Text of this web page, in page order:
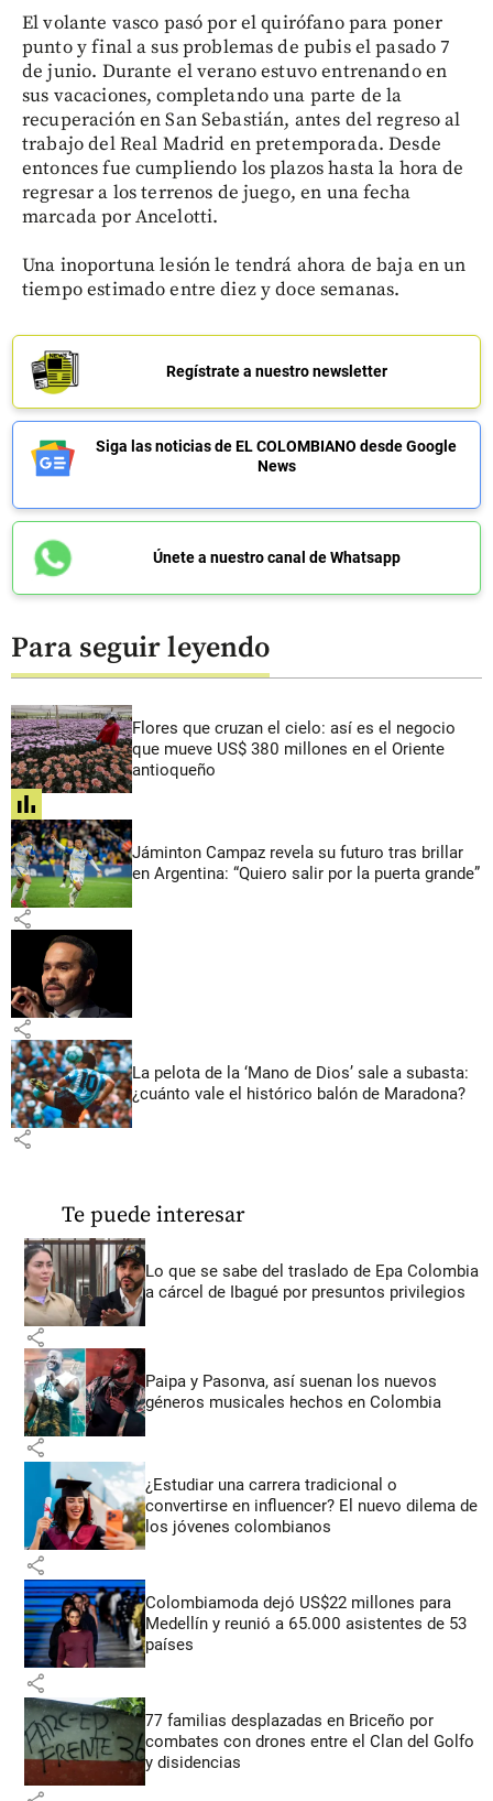
El volante vasco pasó por el quirófano para poner
punto y final a sus problemas de pubis el pasado 7
de junio. Durante el verano estuvo entrenando en
sus vacaciones, completando una parte de la
recuperación en San Sebastián, antes del regreso al
trabajo del Real Madrid en pretemporada. Desde
entonces fue cumpliendo los plazos hasta la hora de
regresar a los terrenos de juego, en una fecha
marcada por Ancelotti.
Una inoportuna lesión le tendrá ahora de baja en un
tiempo estimado entre diez y doce semanas.
Regístrate a nuestro newsletter
Siga las noticias de EL COLOMBIANO desde Google
News
Únete a nuestro canal de Whatsapp
Para seguir leyendo
Flores que cruzan el cielo: así es el negocio
que mueve US$ 380 millones en el Oriente
antioqueño
share
Jáminton Campaz revela su futuro tras brillar
en Argentina: “Quiero salir por la puerta grande”
share
share
La pelota de la ‘Mano de Dios’ sale a subasta:
¿cuánto vale el histórico balón de Maradona?
share
Te puede interesar
Lo que se sabe del traslado de Epa Colombia
a cárcel de Ibagué por presuntos privilegios
share
Paipa y Pasonva, así suenan los nuevos
géneros musicales hechos en Colombia
share
¿Estudiar una carrera tradicional o
convertirse en influencer? El nuevo dilema de
los jóvenes colombianos
share
Colombiamoda dejó US$22 millones para
Medellín y reunió a 65.000 asistentes de 53
países
share
77 familias desplazadas en Briceño por
combates con drones entre el Clan del Golfo
y disidencias